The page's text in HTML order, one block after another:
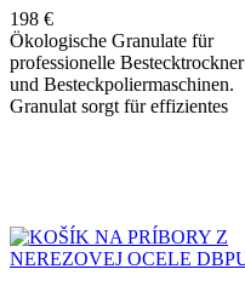
198 €
Ökologische Granulate für
professionelle Bestecktrockner
und Besteckpoliermaschinen.
Granulat sorgt für effizientes
bestehen aus natürlichem
pflanzlichem Material aus dem